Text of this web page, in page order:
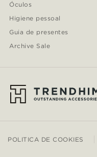
Óculos
Higiene pessoal
Guia de presentes
Archive Sale
POLITICA DE COOKIES